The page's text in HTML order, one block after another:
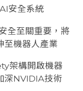
安全系統
全至關重要，將
至機器人產業
架構開啟機器
深NVIDIA技術